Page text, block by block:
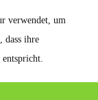
verwendet, um
dass ihre